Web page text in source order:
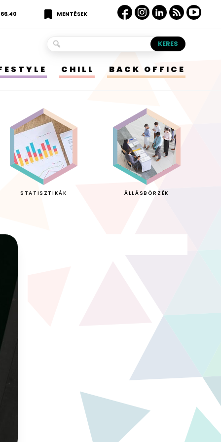
MENTÉSEK
CHILL BACK OFFICE
STATISZTIKÁK ÁLLÁSBÖRZÉK